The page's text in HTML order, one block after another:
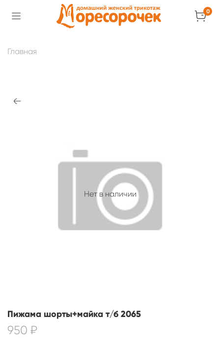
0
Главная
Нет в наличии
Пижама шорты+майка т/б 2065
950 ₽